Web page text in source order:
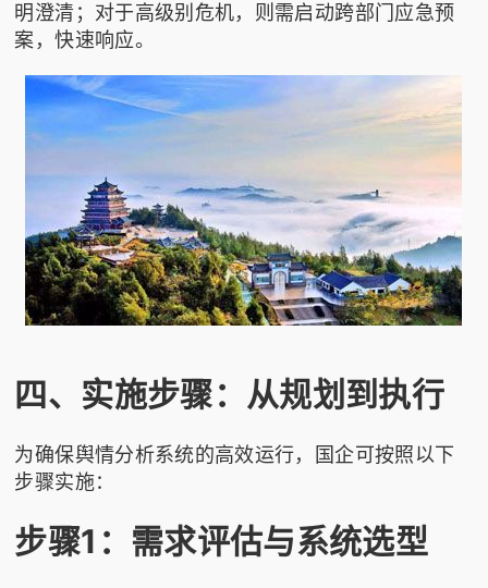
明澄清；对于高级别危机，则需启动跨部门应急预
案，快速响应。
四、实施步骤：从规划到执行
为确保舆情分析系统的高效运行，国企可按照以下
步骤实施：
步骤1：需求评估与系统选型